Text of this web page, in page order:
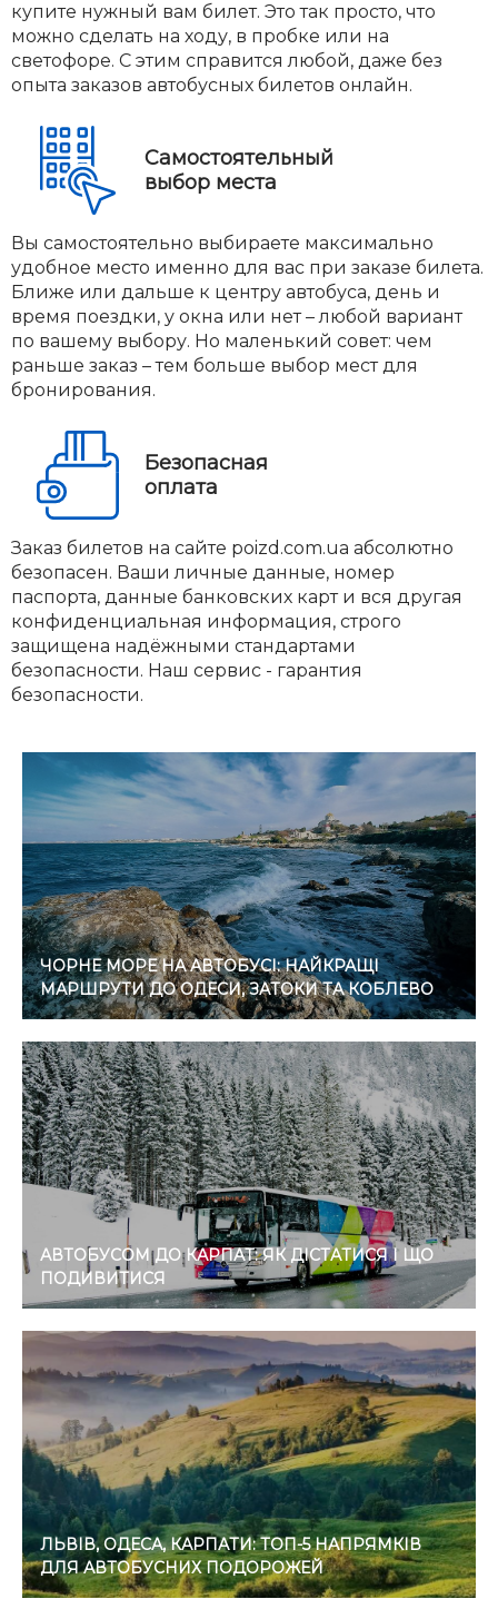
купите нужный вам билет. Это так просто, что
можно сделать на ходу, в пробке или на
светофоре. С этим справится любой, даже без
опыта заказов автобусных билетов онлайн.
Самостоятельный
выбор места
Вы самостоятельно выбираете максимально
удобное место именно для вас при заказе билета.
Ближе или дальше к центру автобуса, день и
время поездки, у окна или нет – любой вариант
по вашему выбору. Но маленький совет: чем
раньше заказ – тем больше выбор мест для
бронирования.
Безопасная
оплата
Заказ билетов на сайте poizd.com.ua абсолютно
безопасен. Ваши личные данные, номер
паспорта, данные банковских карт и вся другая
конфиденциальная информация, строго
защищена надёжными стандартами
безопасности. Наш сервис - гарантия
безопасности.
ЧОРНЕ МОРЕ НА АВТОБУСІ: НАЙКРАЩІ
МАРШРУТИ ДО ОДЕСИ, ЗАТОКИ ТА КОБЛЕВО
АВТОБУСОМ ДО КАРПАТ: ЯК ДІСТАТИСЯ І ЩО
ПОДИВИТИСЯ
ЛЬВІВ, ОДЕСА, КАРПАТИ: ТОП-5 НАПРЯМКІВ
ДЛЯ АВТОБУСНИХ ПОДОРОЖЕЙ